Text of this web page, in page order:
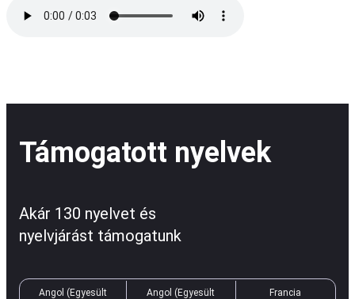
Támogatott nyelvek
Akár 130 nyelvet és
nyelvjárást támogatunk
Angol (Egyesült
Angol (Egyesült
Francia